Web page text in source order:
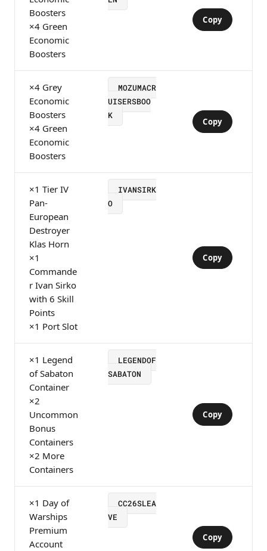
Boosters
×4 Green
Economic
Boosters
Copy
×4 Grey
Economic
Boosters
×4 Green
Economic
Boosters
MOZUMACR
UISERSBOO
K
Copy
×1 Tier IV
Pan-
European
Destroyer
Klas Horn
×1
Commande
r Ivan Sirko
with 6 Skill
Points
×1 Port Slot
IVANSIRK
O
Copy
×1 Legend
of Sabaton
Container
×2
Uncommon
Bonus
Containers
×2 More
Containers
LEGENDOF
SABATON
Copy
×1 Day of
Warships
Premium
Account
CC26SLEA
VE
Copy